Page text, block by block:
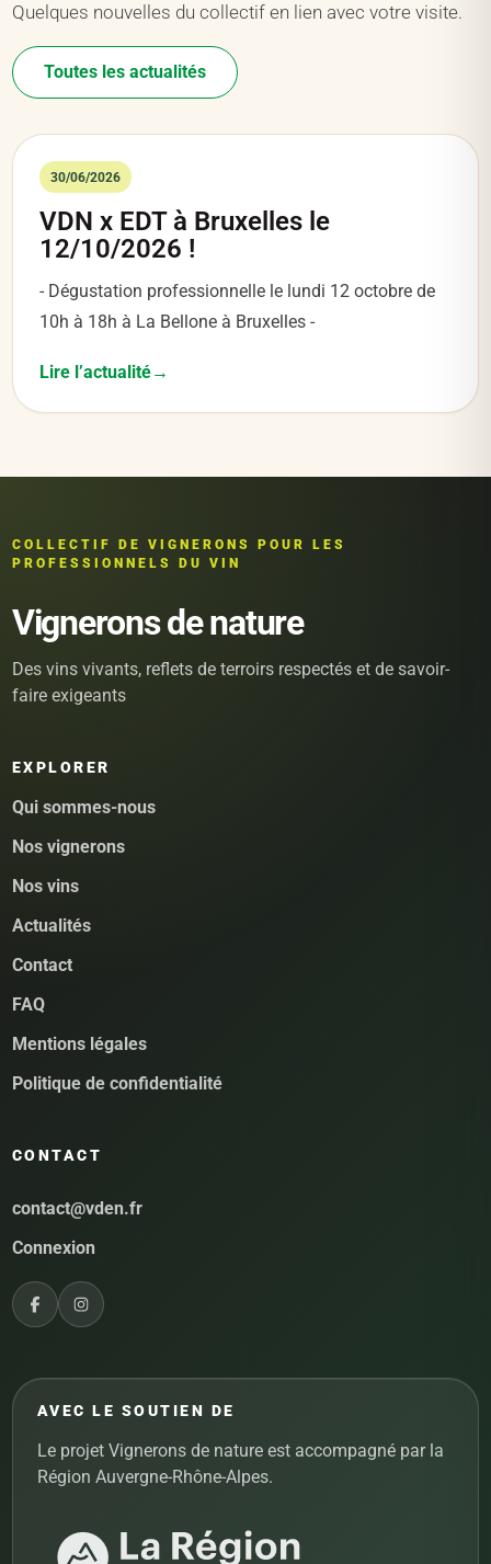
Quelques nouvelles du collectif en lien avec votre visite.
Toutes les actualités
30/06/2026
VDN x EDT à Bruxelles le
12/10/2026 !
- Dégustation professionnelle le lundi 12 octobre de
10h à 18h à La Bellone à Bruxelles -
Lire l’actualité
COLLECTIF DE VIGNERONS POUR LES
PROFESSIONNELS DU VIN
Vignerons de nature
Des vins vivants, reflets de terroirs respectés et de savoir-
faire exigeants
EXPLORER
Qui sommes-nous
Nos vignerons
Nos vins
Actualités
Contact
FAQ
Mentions légales
Politique de confidentialité
CONTACT
contact@vden.fr
Connexion
AVEC LE SOUTIEN DE
Le projet Vignerons de nature est accompagné par la
Région Auvergne-Rhône-Alpes.